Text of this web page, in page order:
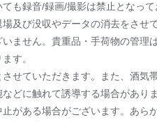
ても録音/録画/撮影は禁止となっ
及び没収やデータの消去をさせ
ません。貴重品・手荷物の管理
す。
せていただきます。また、酒
どに触れて誘導する場合がありま
がある場合がございます。あら